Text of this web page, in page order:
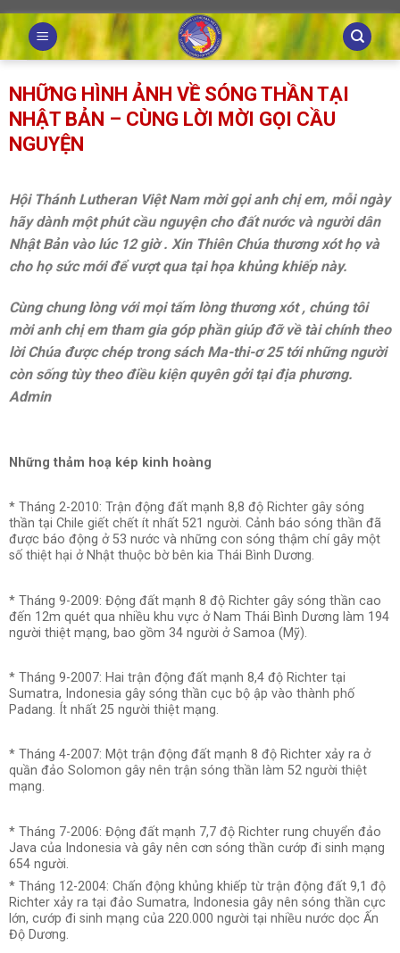
Skip
to
content
NHỮNG HÌNH ẢNH VỀ SÓNG THẦN TẠI
NHẬT BẢN – CÙNG LỜI MỜI GỌI CẦU
NGUYỆN
Hội Thánh Lutheran Việt Nam mời gọi anh chị em, mỗi ngày
hãy dành một phút cầu nguyện cho đất nước và người dân
Nhật Bản vào lúc 12 giờ . Xin Thiên Chúa thương xót họ và
cho họ sức mới để vượt qua tại họa khủng khiếp này.
Cùng chung lòng với mọi tấm lòng thương xót , chúng tôi
mời anh chị em tham gia góp phần giúp đỡ về tài chính theo
lời Chúa được chép trong sách Ma-thi-ơ 25 tới những người
còn sống tùy theo điều kiện quyên gởi tại địa phương.
Admin
Những thảm hoạ kép kinh hoàng
* Tháng 2-2010: Trận động đất mạnh 8,8 độ Richter gây sóng
thần tại Chile giết chết ít nhất 521 người. Cảnh báo sóng thần đã
được báo động ở 53 nước và những con sóng thậm chí gây một
số thiệt hại ở Nhật thuộc bờ bên kia Thái Bình Dương.
* Tháng 9-2009: Động đất mạnh 8 độ Richter gây sóng thần cao
đến 12m quét qua nhiều khu vực ở Nam Thái Bình Dương làm 194
người thiệt mạng, bao gồm 34 người ở Samoa (Mỹ).
* Tháng 9-2007: Hai trận động đất mạnh 8,4 độ Richter tại
Sumatra, Indonesia gây sóng thần cục bộ ập vào thành phố
Padang. Ít nhất 25 người thiệt mạng.
* Tháng 4-2007: Một trận động đất mạnh 8 độ Richter xảy ra ở
quần đảo Solomon gây nên trận sóng thần làm 52 người thiệt
mạng.
* Tháng 7-2006: Động đất mạnh 7,7 độ Richter rung chuyển đảo
Java của Indonesia và gây nên cơn sóng thần cướp đi sinh mạng
654 người.
* Tháng 12-2004: Chấn động khủng khiếp từ trận động đất 9,1 độ
Richter xảy ra tại đảo Sumatra, Indonesia gây nên sóng thần cực
lớn, cướp đi sinh mạng của 220.000 người tại nhiều nước dọc Ấn
Độ Dương.